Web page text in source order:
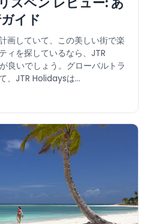
イド
画していて、この美しい街で楽
ィを探しているなら、JTR
良いでしょう。グローバルトラ
、JTR Holidaysは...